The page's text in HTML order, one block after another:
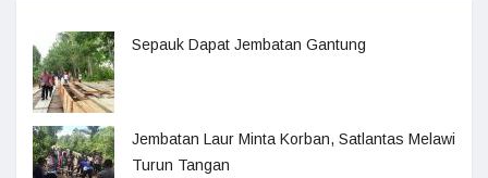
Sepauk Dapat Jembatan Gantung
Jembatan Laur Minta Korban, Satlantas Melawi
Turun Tangan